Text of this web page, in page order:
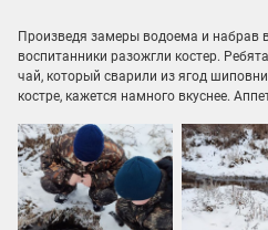
Произведя замеры водоема и набрав
воспитанники разожгли костер.
чай, который сварили из ягод
костре, кажется намного вкуснее.